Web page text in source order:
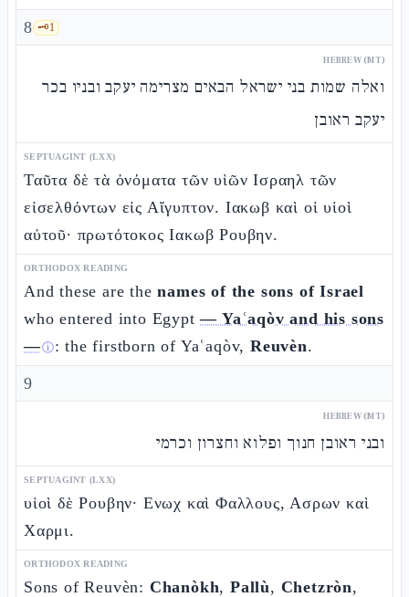
8 🗝️1
HEBREW (MT)
ואלה שמות בני ישראל הבאים מצרימה יעקב ובניו בכר
יעקב ראובן
SEPTUAGINT (LXX)
Ταῦτα δὲ τὰ ὀνόματα τῶν υἱῶν Ισραηλ τῶν
εἰσελθόντων εἰς Αἴγυπτον. Ιακωβ καὶ οἱ υἱοὶ
αὐτοῦ· πρωτότοκος Ιακωβ Ρουβην.
ORTHODOX READING
And these are thenames of the sons of Israel
who entered into Egypt— Yaʿaqòv and his sons
—ⓘ: the firstborn of Yaʿaqòv,Reuvèn.
9
HEBREW (MT)
ובני ראובן חנוך ופלוא וחצרון וכרמי
SEPTUAGINT (LXX)
υἱοὶ δὲ Ρουβην· Ενωχ καὶ Φαλλους, Ασρων καὶ
Χαρμι.
ORTHODOX READING
Sons of Reuvèn: Chanòkh,Pallù, Chetzròn,